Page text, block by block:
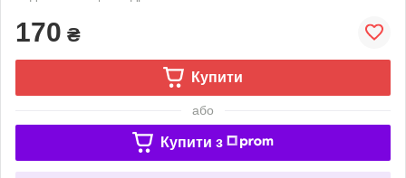
170 ₴
Купити
або
Купити з